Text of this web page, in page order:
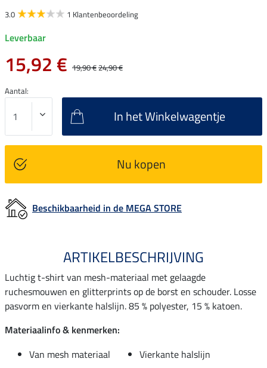
3.0 1 Klantenbeoordeling
Leverbaar
15,92 € 19,90 €24,90 €
Aantal:
In het Winkelwagentje
Nu kopen
Beschikbaarheid in de MEGA STORE
ARTIKELBESCHRIJVING
Luchtig t-shirt van mesh-materiaal met gelaagde
ruchesmouwen en glitterprints op de borst en schouder. Losse
pasvorm en vierkante halslijn. 85 % polyester, 15 % katoen.
Materiaalinfo & kenmerken:
Van mesh materiaal
Vierkante halslijn